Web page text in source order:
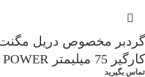
کارگیر 75 میلیمتر AST POWER
تماس بگیرید